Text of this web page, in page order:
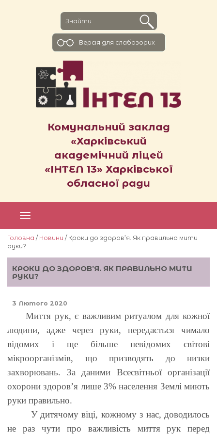
Комунальний заклад
«Харківський
академічний ліцей
«ІНТЕЛ 13» Харківської
обласної ради
Версiя для слабозорих
Головна / Новини / Кроки до здоров’я. Як правильно мити
руки?
КРОКИ ДО ЗДОРОВ’Я. ЯК ПРАВИЛЬНО МИТИ
РУКИ?
3 Лютого 2020
Миття рук, є важливим ритуалом для кожної
людини, адже через руки, передається чимало
відомих і ще більше невідомих світові
мікроорганізмів, що призводять до низки
захворювань. За даними Всесвітньої організації
охорони здоров’я лише 3% населення Землі миють
руки правильно.
У дитячому віці, кожному з нас, доводилось
не раз чути про важливість миття рук перед